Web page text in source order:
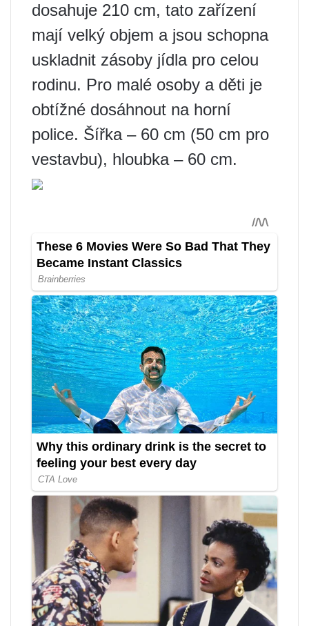
dosahuje 210 cm, tato zařízení
mají velký objem a jsou schopna
uskladnit zásoby jídla pro celou
rodinu. Pro malé osoby a děti je
obtížné dosáhnout na horní
police. Šířka – 60 cm (50 cm pro
vestavbu), hloubka – 60 cm.